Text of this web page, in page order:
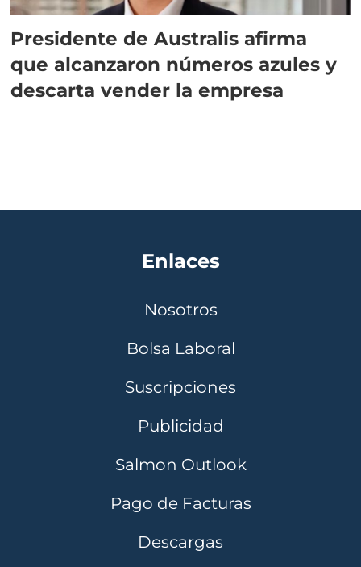
Presidente de Australis afirma
que alcanzaron números azules y
descarta vender la empresa
Enlaces
Nosotros
Bolsa Laboral
Suscripciones
Publicidad
Salmon Outlook
Pago de Facturas
Descargas